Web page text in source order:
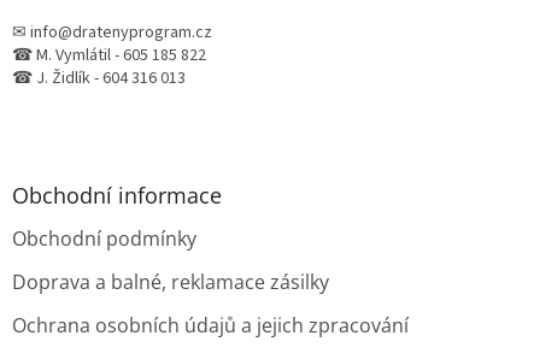
✉ info@dratenyprogram.cz
☎ M. Vymlátil - 605 185 822
☎ J. Židlík - 604 316 013
Obchodní informace
Obchodní podmínky
Doprava a balné, reklamace zásilky
Ochrana osobních údajů a jejich zpracování